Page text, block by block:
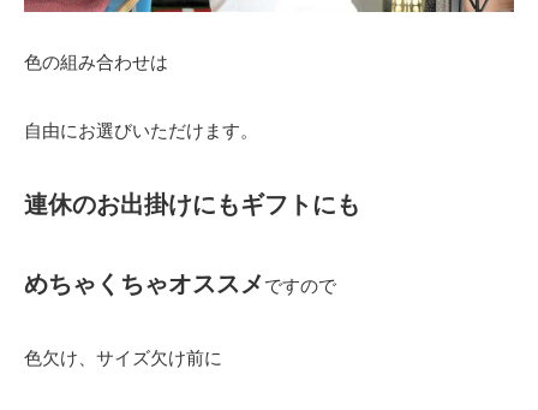
色の組み合わせは
自由にお選びいただけます。
連休のお出掛けにもギフトにも
めちゃくちゃオススメ ですので
色欠け、サイズ欠け前に